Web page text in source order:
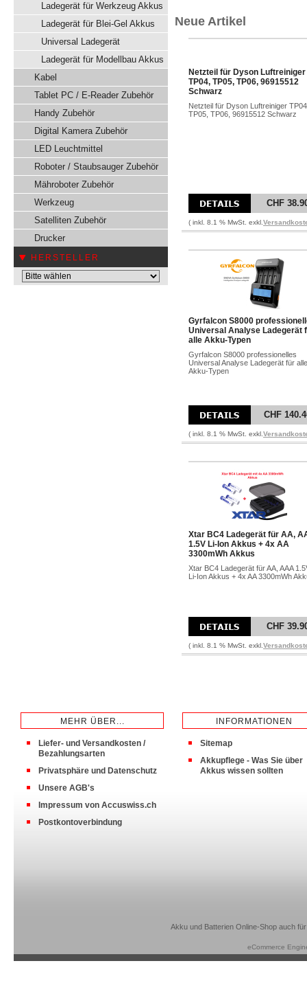
Ladegerät für Werkzeug Akkus
Ladegerät für Blei-Gel Akkus
Universal Ladegerät
Ladegerät für Modellbau Akkus
Kabel
Tablet PC / E-Reader Zubehör
Handy Zubehör
Digital Kamera Zubehör
LED Leuchtmittel
Roboter / Staubsauger Zubehör
Mähroboter Zubehör
Werkzeug
Satelliten Zubehör
Drucker
HERSTELLER
Neue Artikel
Netzteil für Dyson Luftreiniger
TP04, TP05, TP06, 96915512
Schwarz
Netzteil für Dyson Luftreiniger
TP05, TP06, 96915512 Schwarz
CHF
( inkl. 8.1 % MwSt. exkl.
Gyrfalcon S8000
Universal Analyse Ladegerät
alle Akku-Typen
Gyrfalcon S8000 professionelles
Universal Analyse Ladegerät für alle
Akku-Typen
CHF
( inkl. 8.1 % MwSt. exkl.
Xtar BC4 Ladegerät für AA,
1.5V Li-Ion Akkus + 4x AA
3300mWh Akkus
Xtar BC4 Ladegerät für AA, AAA
Li-Ion Akkus + 4x AA 3300mWh
CHF
( inkl. 8.1 % MwSt. exkl.
MEHR ÜBER...
Liefer- und Versandkosten /
Bezahlungsarten
Privatsphäre und Datenschutz
Unsere AGB's
Impressum von Accuswiss.ch
Postkontoverbindung
INFORMATIONEN
Sitemap
Akkupflege - Was Sie über
Akkus wissen sollten
Akku und Batterien Online-Shop auch
eCommerce